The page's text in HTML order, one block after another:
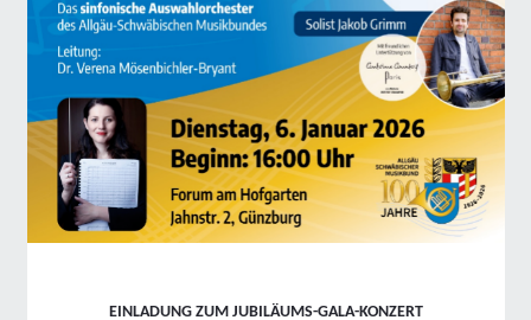
EINLADUNG ZUM JUBILÄUMS-GALA-KONZERT